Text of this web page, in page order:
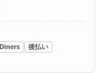
Diners
後払い